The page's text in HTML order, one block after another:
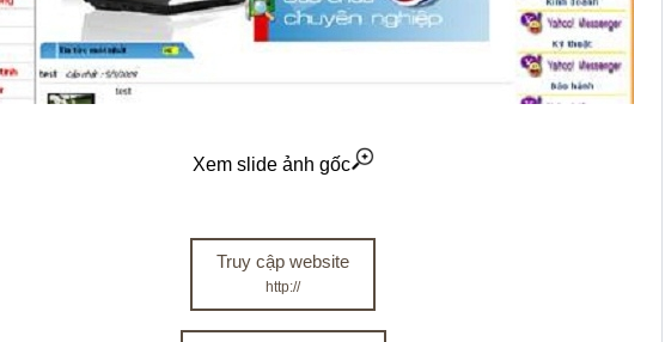
Xem slide ảnh gốc
Truy cập website
http://